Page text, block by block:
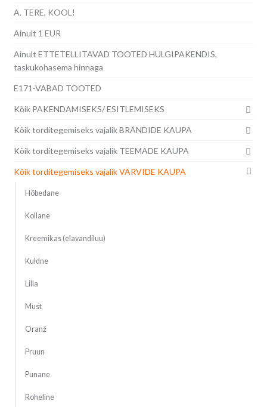
A. TERE, KOOL!
Ainult 1 EUR
Ainult ETTETELLITAVAD TOOTED HULGIPAKENDIS,
taskukohasema hinnaga
E171-VABAD TOOTED
Kõik PAKENDAMISEKS/ ESITLEMISEKS
Kõik torditegemiseks vajalik BRÄNDIDE KAUPA
Kõik torditegemiseks vajalik TEEMADE KAUPA
Kõik torditegemiseks vajalik VÄRVIDE KAUPA
Hõbedane
Kollane
Kreemikas (elavandiluu)
Kuldne
Lilla
Must
Oranž
Pruun
Punane
Roheline